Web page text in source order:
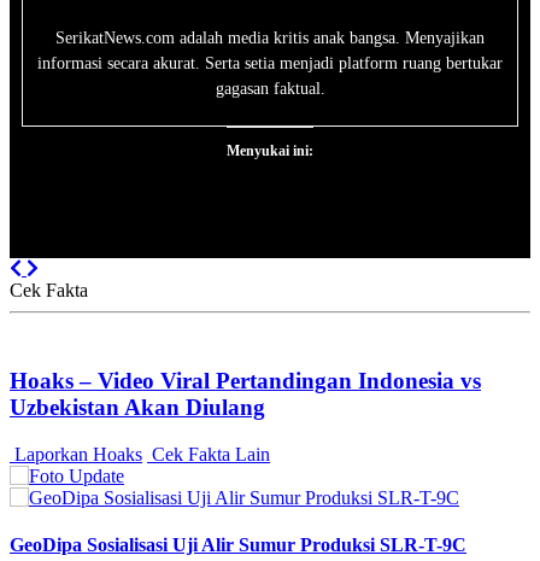
SerikatNews.com adalah media kritis anak bangsa. Menyajikan
informasi secara akurat. Serta setia menjadi platform ruang bertukar
gagasan faktual.
Menyukai ini:
Previous
Cek Fakta
Hoaks – Video Viral Pertandingan Indonesia vs
Uzbekistan Akan Diulang
Laporkan Hoaks Cek Fakta Lain
GeoDipa Sosialisasi Uji Alir Sumur Produksi SLR-T-9C